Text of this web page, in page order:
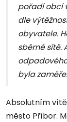
pořadí obcí
dle
obyvatele.
sběrné sítě.
byla
Absolutním
město Příbor.